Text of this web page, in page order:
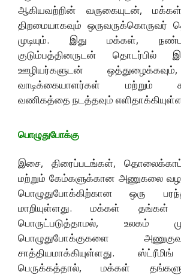
ஆகியவற்றின் வருகையுடன்,
திறமையாகவும்
முடியும். இது மக்கள்,
குடும்பத்தினருடன் தொடர்பில்
ஊழியர்களுடன்
வாடிக்கையாளர்கள் மற்றும்
வணிகத்தை நடத்தவும்
பொழுதுபோக்கு
இசை, திரைப்படங்கள்,
மற்றும் கேம்களுக்கான அணுகலை
பொழுதுபோக்கிற்கான ஒரு
மாறியுள்ளது. மக்கள் தங்கள்
பொருட்படுத்தாமல், உலகம்
பொழுதுபோக்குகளை
சாத்தியமாக்கியுள்ளது.
பெருக்கத்தால், மக்கள்